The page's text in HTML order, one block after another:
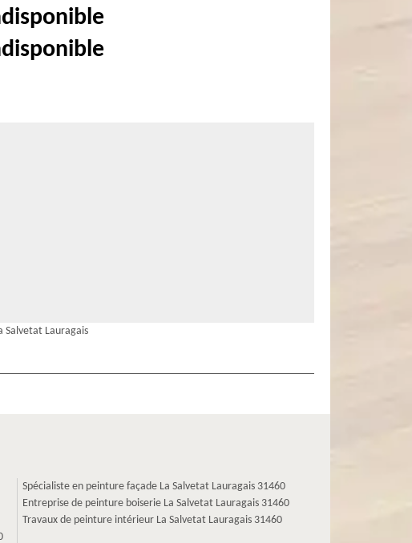
Salvetat Lauragais
Spécialiste en peinture façade La Salvetat Lauragais 31460
Entreprise de peinture boiserie La Salvetat Lauragais 31460
Travaux de peinture intérieur La Salvetat Lauragais 31460